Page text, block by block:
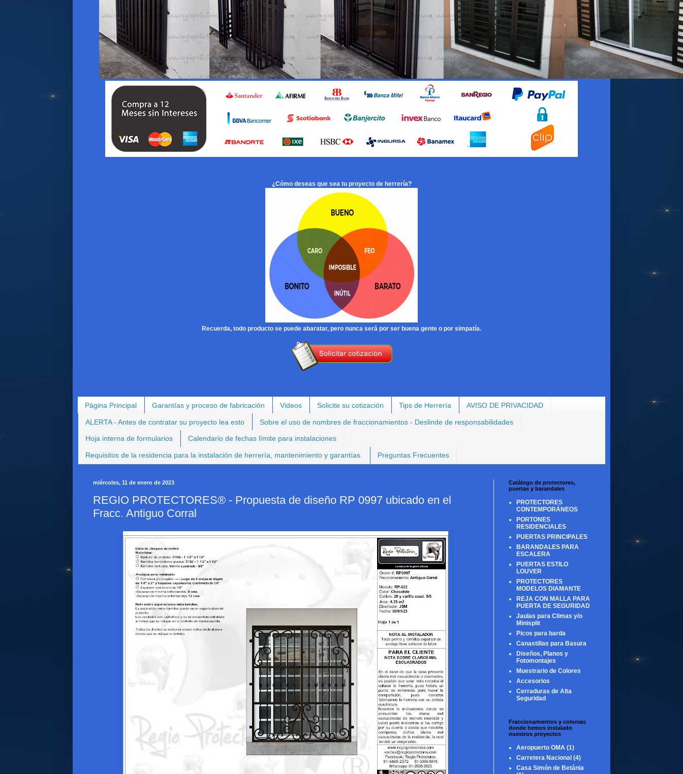
¿Cómo deseas que sea tu proyecto de herrería?
Recuerda, todo producto se puede abaratar, pero nunca será por ser buena gente o por simpatía.
Página Principal Garantías y proceso de fabricación Videos Solicite su cotización Tips de Herrería AVISO DE PRIVACIDAD
ALERTA - Antes de contratar su proyecto lea esto Sobre el uso de nombres de fraccionamientos - Deslinde de responsabilidades
Hoja interna de formularios Calendario de fechas límite para instalaciones
Requisitos de la residencia para la instalación de herrería, mantenimiento y garantías. Preguntas Frecuentes
miércoles, 11 de enero de 2023
REGIO PROTECTORES® - Propuesta de diseño RP 0997 ubicado en el
Fracc. Antiguo Corral
Catálogo de protectores,
puertas y barandales
PROTECTORES
CONTEMPORÁNEOS
PORTONES
RESIDENCIALES
PUERTAS PRINCIPALES
BARANDALES PARA
ESCALERA
PUERTAS ESTILO
LOUVER
PROTECTORES
MODELOS DIAMANTE
REJA CON MALLA PARA
PUERTA DE SEGURIDAD
Jaulas para Climas y/o
Minisplit
Picos para barda
Canastillas para Basura
Diseños, Planos y
Fotomontajes
Muestrario de Colores
Accesorios
Cerraduras de Alta
Seguridad
Fraccionamientos y colonias
donde hemos instalado
nuestros proyectos
Aeropuerto OMA (1)
Carretera Nacional (4)
Casa Simón de Betánia